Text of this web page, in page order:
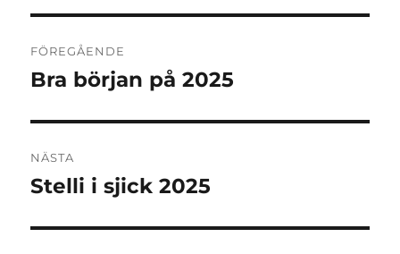
FÖREGÅENDE
Föregående
Bra början på 2025
NÄSTA
Nästa
Stelli i sjick 2025